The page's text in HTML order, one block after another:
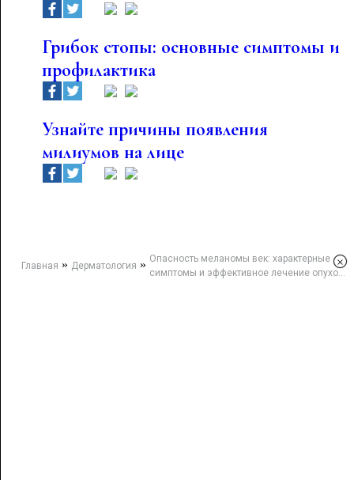
Грибок стопы: основные симптомы и
профилактика
Узнайте причины появления
милиумов на лице
Главная » Дерматология » Опасность меланомы век: характерные
симптомы и эффективное лечение опухо...
×